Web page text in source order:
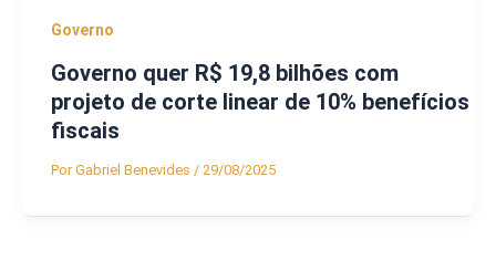
Governo
Governo quer R$ 19,8 bilhões com
projeto de corte linear de 10% benefícios
fiscais
PorGabriel Benevides / 29/08/2025